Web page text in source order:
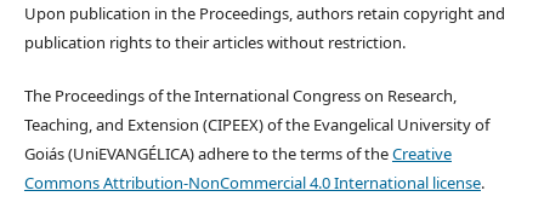
Upon publication in the Proceedings, authors retain copyright and
publication rights to their articles without restriction.
The Proceedings of the International Congress on Research,
Teaching, and Extension (CIPEEX) of the Evangelical University of
Goiás (UniEVANGÉLICA) adhere to the terms of theCreative
Commons Attribution-NonCommercial 4.0 International license.